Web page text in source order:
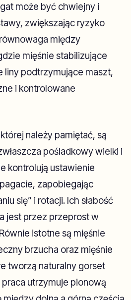
może być chwiejny i
zwiększając ryzyko
między
mięśnie stabilizujące
liny podtrzymujące maszt,
i kontrolowane
należy pamiętać, są
pośladkowy wielki i
kontrolują ustawienie
zapobiegając
się” i rotacji. Ich słabość
jest przez przeprost w
istotne są mięśnie
brzucha oraz mięśnie
tworzą naturalny gorset
praca utrzymuje pionową